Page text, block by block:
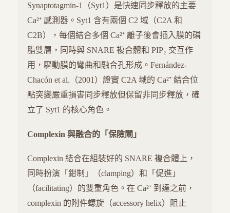
Synaptotagmin-1（Syt1）是快速同步釋放的主要
Ca²⁺ 感測器。Syt1 含有兩個 C2 域（C2A 和
C2B），每個結合多個 Ca²⁺ 離子後會插入膜的磷
脂雙層，同時與 SNARE 複合體和 PIP₂ 交互作
用，驅動膜的彎曲和融合孔形成。Fernández-
Chacón et al.（2001）證實 C2A 域的 Ca²⁺ 結合位
點突變嚴重損害同步釋放但保留非同步釋放，確
立了 Syt1 的核心角色。
Complexin 與融合的「保險閘」
Complexin 結合在組裝好的 SNARE 複合體上，
同時扮演「鉗制」（clamping）和「促進」
（facilitating）的雙重角色。在 Ca²⁺ 到達之前，
complexin 的附件螺旋（accessory helix）阻止